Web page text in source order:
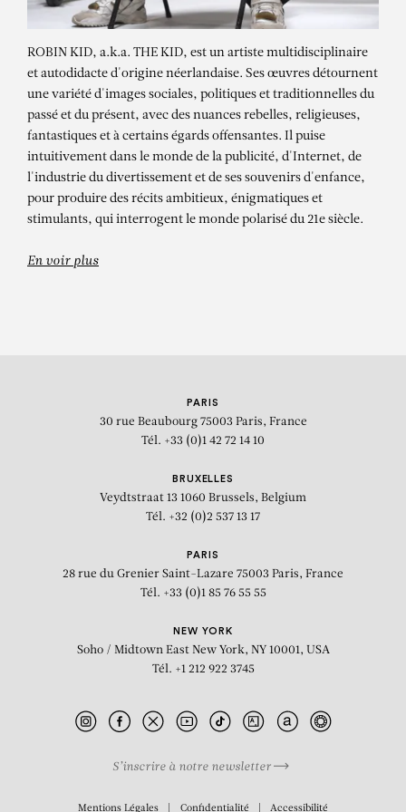
ROBIN KID
Searching For America – XIII
ROBIN KID, a.k.a. THE KID, est un artiste multidisciplinaire
et autodidacte d'origine néerlandaise. Ses œuvres détournent
une variété d'images sociales, politiques et traditionnelles du
passé et du présent, avec des nuances rebelles, religieuses,
fantastiques et à certains égards offensantes. Il puise
intuitivement dans le monde de la publicité, d'Internet, de
l'industrie du divertissement et de ses souvenirs d'enfance,
pour produire des récits ambitieux, énigmatiques et
stimulants, qui interrogent le monde polarisé du 21e siècle.
En voir plus
PARIS
30 rue Beaubourg 75003 Paris, France
Tél. +33 (0)1 42 72 14 10
BRUXELLES
Veydtstraat 13 1060 Brussels, Belgium
Tél. +32 (0)2 537 13 17
PARIS
28 rue du Grenier Saint-Lazare 75003 Paris, France
Tél. +33 (0)1 85 76 55 55
NEW YORK
Soho / Midtown East New York, NY 10001, USA
Tél. +1 212 922 3745
S’inscrire à notre newsletter
Mentions Légales Confidentialité Accessibilité